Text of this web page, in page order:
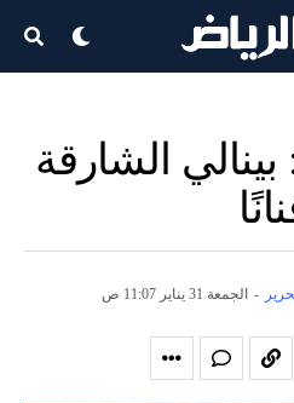
الشارقة
- الجمعة 31 يناير 11:07 ص